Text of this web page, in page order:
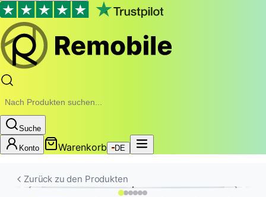
Suche
Konto Warenkorb DE
Zurück zu den Produkten